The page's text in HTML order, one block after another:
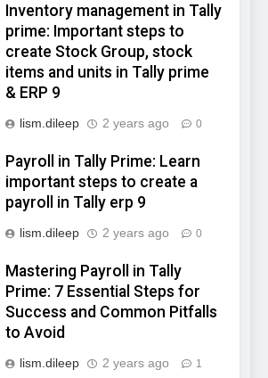
Inventory management in Tally
prime: Important steps to
create Stock Group, stock
items and units in Tally prime
& ERP 9
lism.dileep 2 years ago 0
Payroll in Tally Prime: Learn
important steps to create a
payroll in Tally erp 9
lism.dileep 2 years ago 0
Mastering Payroll in Tally
Prime: 7 Essential Steps for
Success and Common Pitfalls
to Avoid
lism.dileep 2 years ago 1